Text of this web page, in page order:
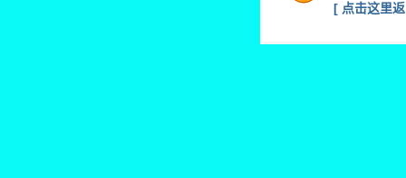
[ 点击这里